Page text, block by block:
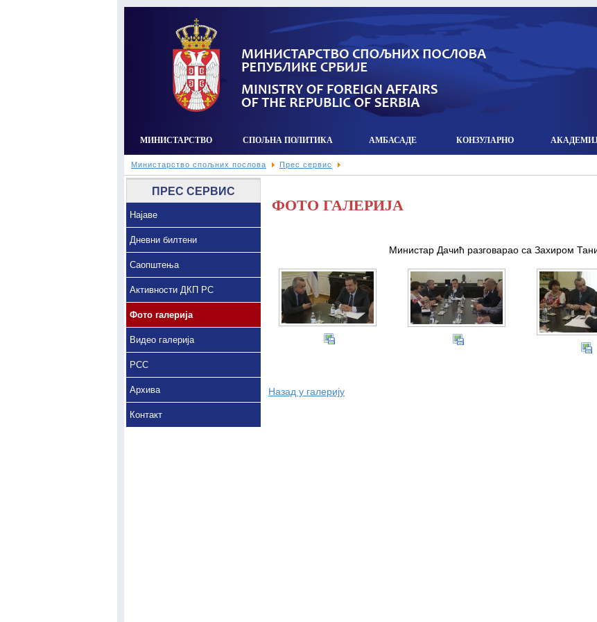
МИНИСТАРСТВО СПОЉНА ПОЛИТИКА АМБАСАДЕ КОНЗУЛАРНO
Министарство спољних послова Прес сервис
ПРЕС СЕРВИС
Најаве
Дневни билтени
Саопштења
Активности ДКП РС
Фото галерија
Видео галерија
РСС
Архива
Контакт
ФОТО ГАЛЕРИЈА
Министар Дачић разговарао са Захиром
Назад у галерију